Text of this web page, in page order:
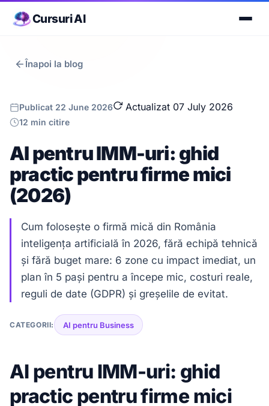
Cursuri AI
Înapoi la blog
Publicat 22 June 2026 Actualizat 07 July 2026
12 min citire
AI pentru IMM-uri: ghid
practic pentru firme mici
(2026)
Cum folosește o firmă mică din România
inteligența artificială în 2026, fără echipă tehnică
și fără buget mare: 6 zone cu impact imediat, un
plan în 5 pași pentru a începe mic, costuri reale,
reguli de date (GDPR) și greșelile de evitat.
CATEGORII: AI pentru Business
AI pentru IMM-uri: ghid
practic pentru firme mici